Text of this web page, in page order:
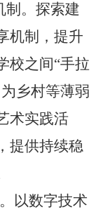
。探索建
机制，提升
校之间“手拉
乡村等薄弱
术实践活
提供持续稳
以数字技术